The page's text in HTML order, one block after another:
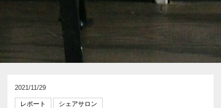
2021/11/29
レポート シェアサロン